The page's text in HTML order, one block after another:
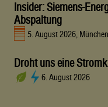
Insider: Siemens-
Abspaltung
5. August 2026, München
Droht uns eine
6. August 2026